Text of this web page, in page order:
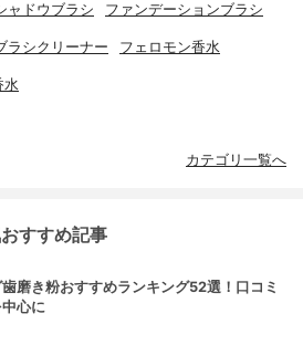
ャドウブラシ ファンデーションブラシ
ラシクリーナー フェロモン香水
水
カテゴリ一覧へ
すすめ記事
磨き粉おすすめランキング52選！口コミ
心に